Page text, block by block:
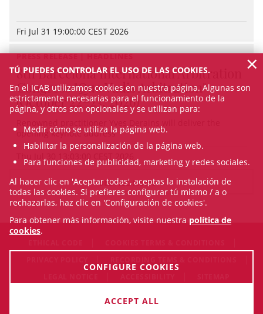
Fri Jul 31 19:00:00 CEST 2026
PRESS RELEASE | HEADLINES
8th Barcelona International Arbitration
Congress "Quo Vadis Arbitration"
(October 22–23, 2026)
opening keynote address
Thu Jul 30 13:03:00 CEST 2026
SEE ALL NEWS
© Thu Aug 06 08:47:12 CEST 2026 Il·lustre Col·legi de
TÚ PUEDES CONTROLAR EL USO DE LAS COOKIES.
En el ICAB utilizamos cookies en nuestra página. Algunas son
estrictamente necesarias para el funcionamiento de la
página, y otros son opcionales y se utilizan para:
Medir cómo se utiliza la página web.
Habilitar la personalización de la página web.
Para funciones de publicidad, marketing y redes sociales.
Al hacer clic en 'Aceptar todas', aceptas la instalación de
todas las cookies. Si prefieres configurar tú mismo / a o
rechazarlas, haz clic en 'Configuración de cookies'.
Para obtener más información, visite nuestra política de
cookies.
CONFIGURE COOKIES
ACCEPT ALL
×